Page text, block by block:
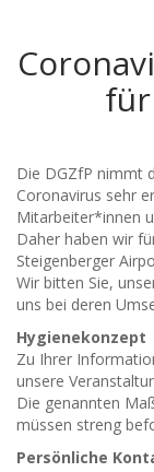
Die DGZfP nimmt
Coronavirus sehr
Mitarbeiter*innen
Daher haben wir
Steigenberger
Wir bitten Sie,
uns bei deren
Hygienekonzept
Zu Ihrer
unsere
Die genannten
müssen streng
Persönliche